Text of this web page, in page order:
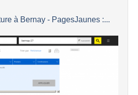
à Bernay - PagesJaunes :...